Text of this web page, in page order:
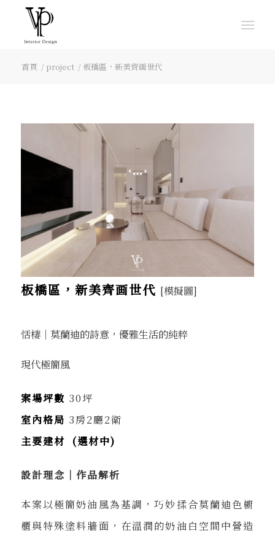
首頁 / project / 板橋區，新美齊画世代
板橋區，新美齊画世代 [模擬圖]
恬棲｜莫蘭迪的詩意，優雅生活的純粹
現代極簡風
案場坪數 30坪
室內格局 3房2廳2衛
主要建材 (選材中)
設計理念｜作品解析
本案以極簡奶油風為基調，巧妙揉合莫蘭迪色櫥
櫃與特殊塗料牆面，在溫潤的奶油白空間中營造